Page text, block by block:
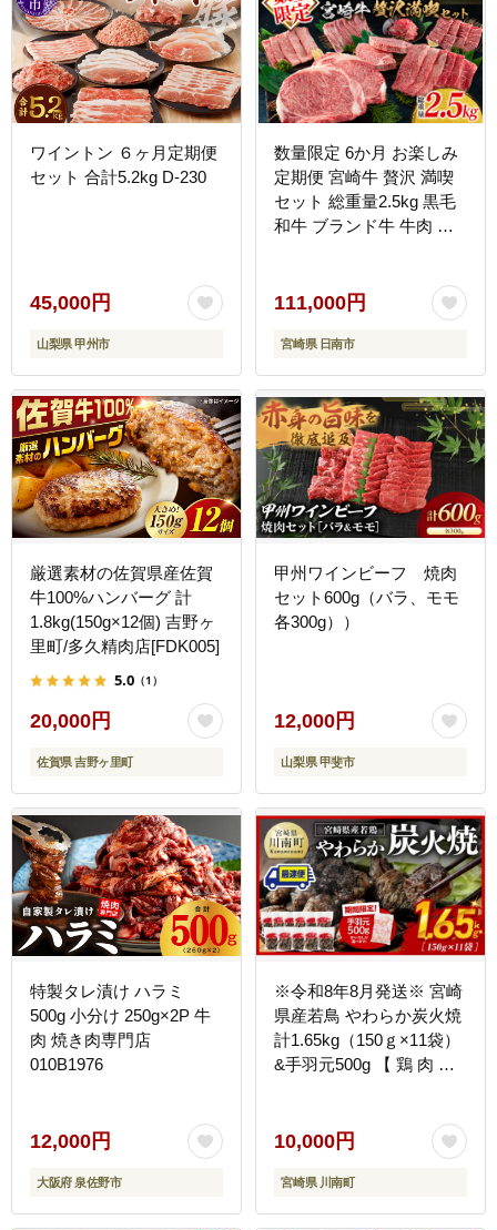
ワイントン ６ヶ月定期便
セット 合計5.2kg D-230
45,000円
山梨県 甲州市
数量限定 6か月 お楽しみ
定期便 宮崎牛 贅沢 満喫
セット 総重量2.5kg 黒毛
和牛 ブランド牛 牛肉 国
れ しゃぶしゃぶ すき焼き
ミヤチク お取り寄せ グル
メ ご褒美 記念日 お祝 宮
崎県 日南市 送料無料
_NA1-25
111,000円
宮崎県 日南市
厳選素材の佐賀県産佐賀
牛100%ハンバーグ 計
1.8kg(150g×12個) 吉野ヶ
里町/多久精肉店[FDK005]
5.0 （1）
20,000円
佐賀県 吉野ヶ里町
甲州ワインビーフ 焼肉
セット600g（バラ、モモ
各300g））
12,000円
山梨県 甲斐市
特製タレ漬け ハラミ
500g 小分け 250g×2P 牛
肉 焼き肉専門店
010B1976
12,000円
大阪府 泉佐野市
※令和8年8月発送※ 宮崎
県産若鳥 やわらか炭火焼
計1.65kg（150ｇ×11袋）
&手羽元500g 【 鶏 肉 鶏
】[C00903r808]
10,000円
宮崎県 川南町